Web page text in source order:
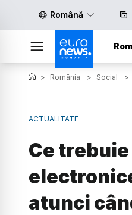
Română
> România > Social >
ACTUALITATE
Ce
atunci